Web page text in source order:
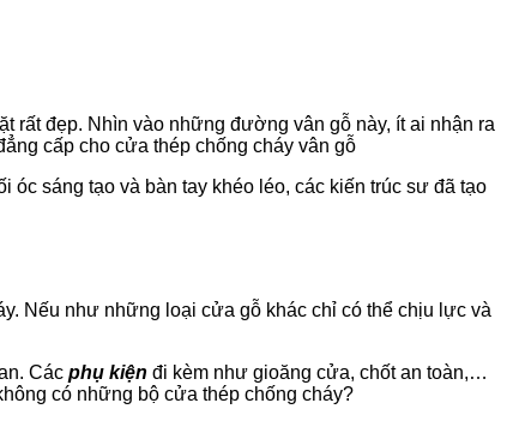
rất đẹp. Nhìn vào những đường vân gỗ này, ít ai nhận ra
cấp cho cửa thép chống cháy vân gỗ
óc sáng tạo và bàn tay khéo léo, các kiến trúc sư đã tạo
Nếu như những loại cửa gỗ khác chỉ có thể chịu lực và
Các phụ kiện đi kèm như gioăng cửa, chốt an toàn,…
có những bộ cửa thép chống cháy?